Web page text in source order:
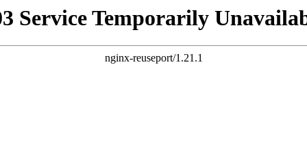
Service Temporarily
nginx-reuseport/1.21.1